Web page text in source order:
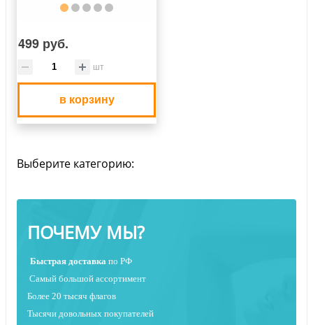
499 руб.
шт
в корзину
Выберите категорию:
ПОЧЕМУ МЫ?
Быстрая доставка по РФ
Самый большой ассортимент
Более 20 тысяч флагов
Тысячи довольных покупателей